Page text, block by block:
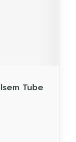
Tube